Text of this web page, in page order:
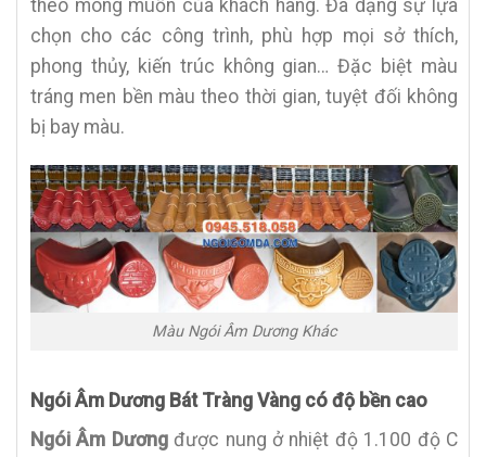
theo mong muốn của khách hàng. Đa dạng sự lựa
chọn cho các công trình, phù hợp mọi sở thích,
phong thủy, kiến trúc không gian… Đặc biệt màu
tráng men bền màu theo thời gian, tuyệt đối không
bị bay màu.
Màu Ngói Âm Dương Khác
Ngói Âm Dương Bát Tràng Vàng có độ bền cao
Ngói Âm Dươngđược nung ở nhiệt độ 1.100 độ C